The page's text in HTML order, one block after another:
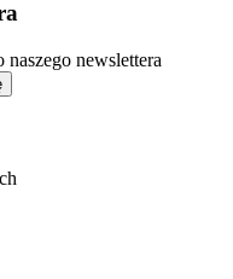
newslettera